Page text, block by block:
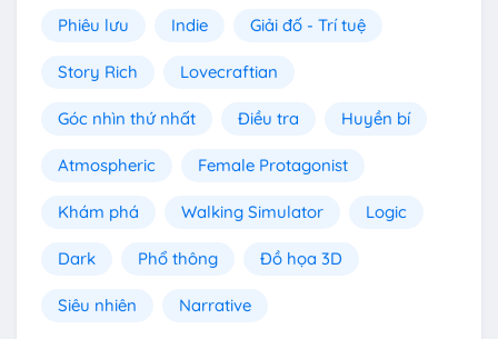
Phiêu lưu Indie Giải đố - Trí tuệ
Story Rich Lovecraftian
Góc nhìn thứ nhất Điều tra Huyền bí
Atmospheric Female Protagonist
Khám phá Walking Simulator Logic
Dark Phổ thông Đồ họa 3D
Siêu nhiên Narrative